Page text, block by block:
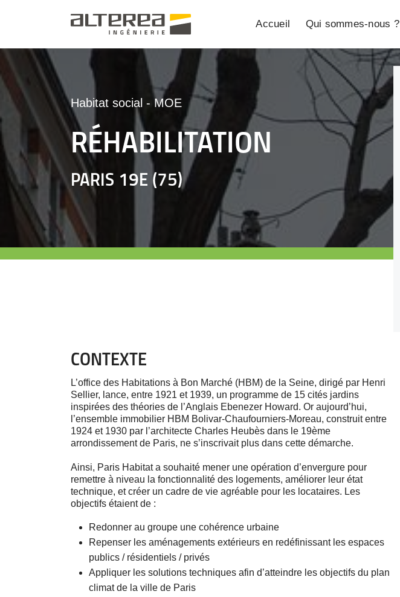
Accueil Qui sommes-nous ?
Habitat social - MOE
RÉHABILITATION
PARIS 19E (75)
CONTEXTE
L’office des Habitations à Bon Marché (HBM) de la Seine, dirigé par Henri
Sellier, lance, entre 1921 et 1939, un programme de 15 cités jardins
inspirées des théories de l’Anglais Ebenezer Howard. Or aujourd’hui,
l’ensemble immobilier HBM Bolivar-Chaufourniers-Moreau, construit entre
1924 et 1930 par l’architecte Charles Heubès dans le 19ème
arrondissement de Paris, ne s’inscrivait plus dans cette démarche.
Ainsi, Paris Habitat a souhaité mener une opération d’envergure pour
remettre à niveau la fonctionnalité des logements, améliorer leur état
technique, et créer un cadre de vie agréable pour les locataires. Les
objectifs étaient de :
Redonner au groupe une cohérence urbaine
Repenser les aménagements extérieurs en redéfinissant les espaces
publics / résidentiels / privés
Appliquer les solutions techniques afin d’atteindre les objectifs du plan
climat de la ville de Paris